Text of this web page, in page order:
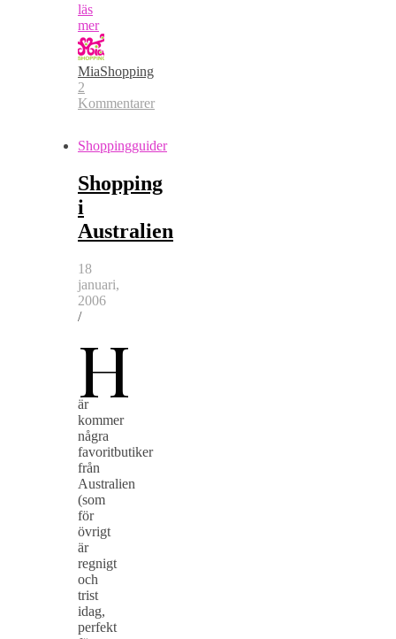
läs
mer
MiaShopping
2
Kommentarer
Shoppingguider
Shopping
i
Australien
18
januari,
2006
/
H
är
kommer
några
favoritbutiker
från
Australien
(som
för
övrigt
är
regnigt
och
trist
idag,
perfekt